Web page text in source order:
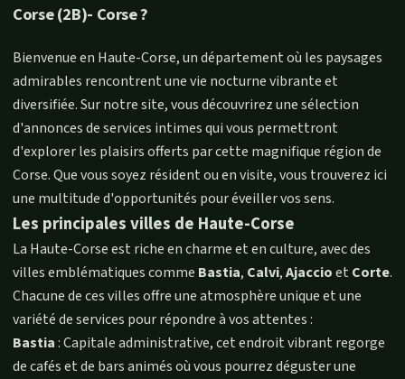
Corse (2B)- Corse ?
Bienvenue en Haute-Corse, un département où les paysages
admirables rencontrent une vie nocturne vibrante et
diversifiée. Sur notre site, vous découvrirez une sélection
d'annonces de services intimes qui vous permettront
d'explorer les plaisirs offerts par cette magnifique région de
Corse. Que vous soyez résident ou en visite, vous trouverez ici
une multitude d'opportunités pour éveiller vos sens.
Les principales villes de Haute-Corse
La Haute-Corse est riche en charme et en culture, avec des
villes emblématiques comme Bastia, Calvi,Ajaccioet Corte.
Chacune de ces villes offre une atmosphère unique et une
variété de services pour répondre à vos attentes :
Bastia: Capitale administrative, cet endroit vibrant regorge
de cafés et de bars animés où vous pourrez déguster une